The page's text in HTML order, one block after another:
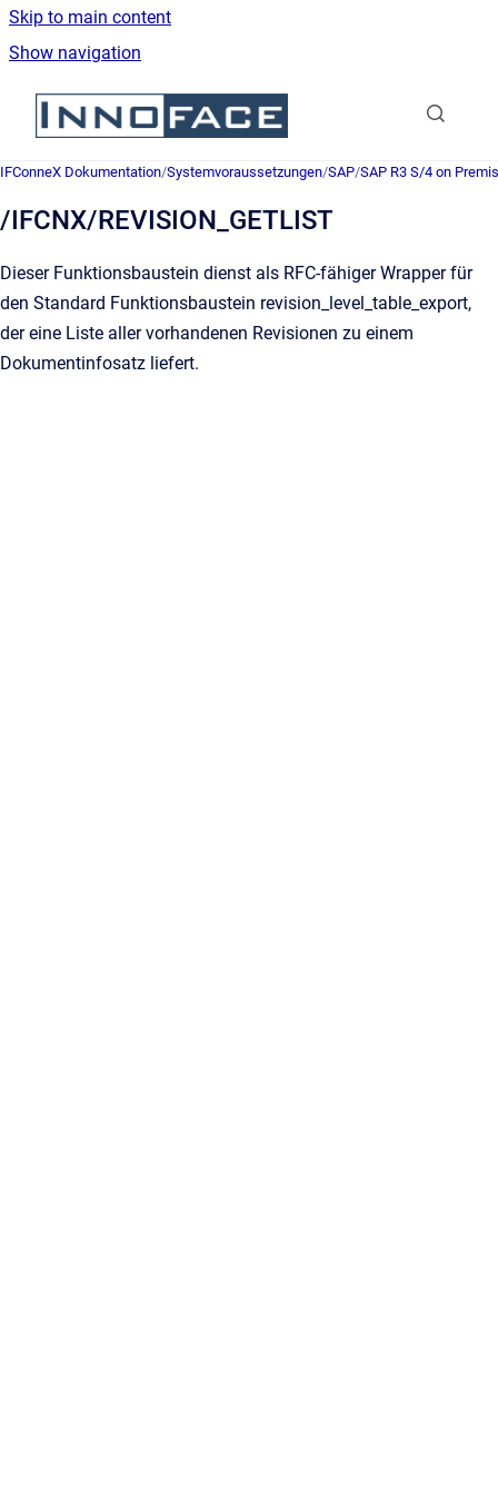
Skip to main content
Show navigation
Go to homepage
IFConneX Dokumentation/Systemvoraussetzungen/SAP/SAP R3 S/4 on
/IFCNX/REVISION_GETLIST
Dieser Funktionsbaustein dienst als RFC-fähiger Wrapper für
den Standard Funktionsbaustein revision_level_table_export,
der eine Liste aller vorhandenen Revisionen zu einem
Dokumentinfosatz liefert.